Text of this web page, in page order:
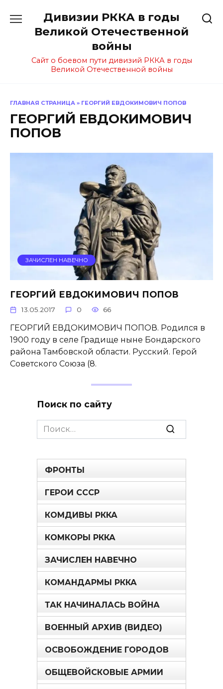
содержанию
Дивизии РККА в годы
Великой Отечественной
войны
Сайт о боевом пути дивизий РККА в годы
Великой Отечественной войны
ГЛАВНАЯ СТРАНИЦА » ГЕОРГИЙ ЕВДОКИМОВИЧ ПОПОВ
ГЕОРГИЙ ЕВДОКИМОВИЧ
ПОПОВ
ЗАЧИСЛЕН НАВЕЧНО
ГЕОРГИЙ ЕВДОКИМОВИЧ ПОПОВ
13.05.2017 0 66
ГЕОРГИЙ ЕВДОКИМОВИЧ ПОПОВ. Родился в
1900 году в селе Градище ныне Бондарского
района Тамбовской области. Русский. Герой
Советского Союза (8.
Поиск по сайту
Search
for:
ФРОНТЫ
ГЕРОИ СССР
КОМДИВЫ РККА
КОМКОРЫ РККА
ЗАЧИСЛЕН НАВЕЧНО
КОМАНДАРМЫ РККА
ТАК НАЧИНАЛАСЬ ВОЙНА
ВОЕННЫЙ АРХИВ (ВИДЕО)
ОСВОБОЖДЕНИЕ ГОРОДОВ
ОБЩЕВОЙСКОВЫЕ АРМИИ